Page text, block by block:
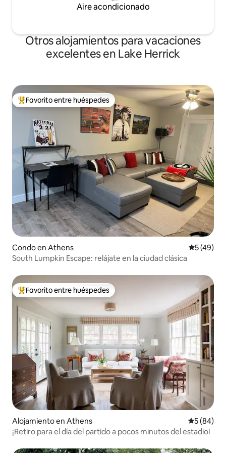
Aire acondicionado
Otros alojamientos para vacaciones
excelentes en Lake Herrick
Favorito entre huéspedes preferido
Favorito entre huéspedes
Condo en Athens
5 (49)
South Lumpkin Escape: relájate en la ciudad clásica
Favorito entre huéspedes preferido
Favorito entre huéspedes
Alojamiento en Athens
5 (84)
¡Retiro para el día del partido a pocos minutos del estadio!